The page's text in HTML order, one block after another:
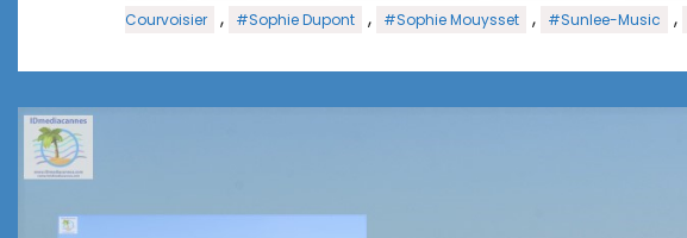
Courvoisier
, #Sophie Dupont , #Sophie Mouysset , #Sunlee-Music ,